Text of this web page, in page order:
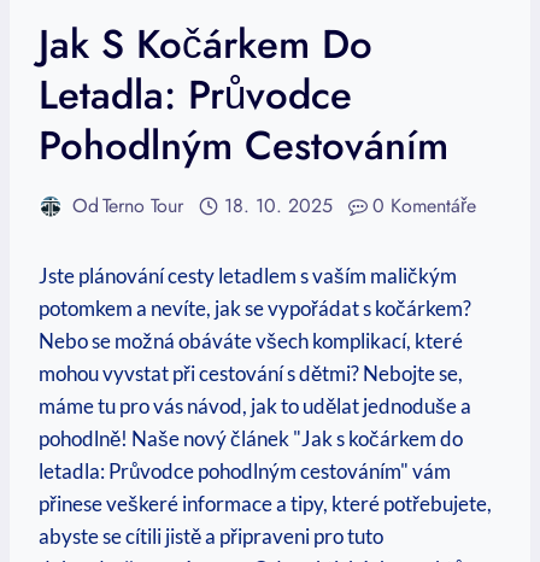
Jak S Kočárkem Do
Letadla: Průvodce
Pohodlným Cestováním
OdTerno Tour 18. 10. 2025 0 Komentáře
Jste plánování cesty letadlem s vaším maličkým
potomkem a nevíte, jak se vypořádat s kočárkem?
Nebo se možná obáváte všech komplikací, které
mohou vyvstat při cestování s dětmi? Nebojte se,
máme tu pro vás návod, jak to udělat jednoduše a
pohodlně! Naše nový článek "Jak s kočárkem do
letadla: Průvodce pohodlným cestováním" vám
přinese veškeré informace a tipy, které potřebujete,
abyste se cítili jistě a připraveni pro tuto